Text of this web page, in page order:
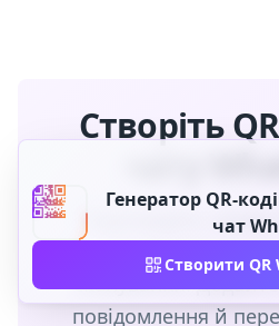
Створіть
Перетворіть номер
посилання
сканування.
повідомлення й
Генератор QR-
чат
Створити QR